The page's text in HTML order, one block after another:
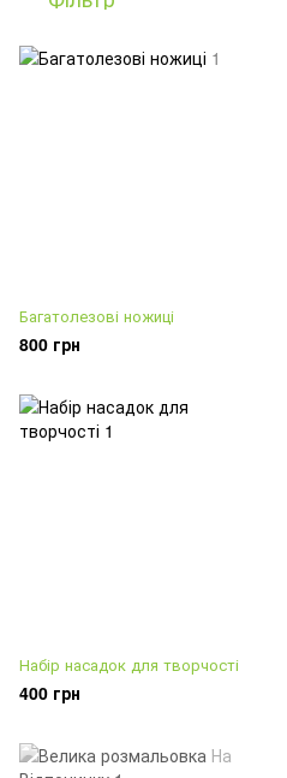
Багатолезові ножиці
800 грн
Набір насадок для творчості
400 грн